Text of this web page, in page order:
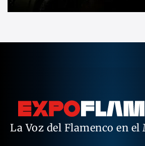
La Voz del Flamenco en el